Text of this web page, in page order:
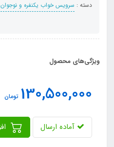
دسته : سرویس خواب یکنفره و نوجوان
ویژگی‌های محصول
130,500,000 تومان
آماده ارسال